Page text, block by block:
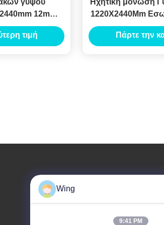
γύψου
12mm
τιμή
Ηχητική μόνωση
1220X2440Mm
Πάρτε την
Η Διεύθυνσή Μας
Διεύθυνση Εταιρείας
Διεθνές Κτήριο Weiye, Δρόμος Yixian,
Wing
9:41 PM